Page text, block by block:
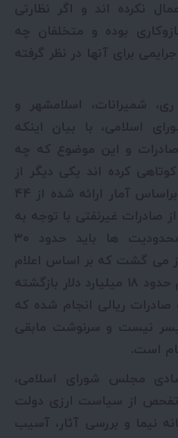
نکرده اند و اگر نظارتی
بوده و متخلفان چه
برای آنها در نظر گرفته
ری، شمیرانات، اسلامشهر و
اسلامی، با بیان اینکه
و این موضوع که چه
کرده اند یکی دیگر از
از صادرات غیرنفتی با توجه به
شرایط اقتصادی و محدودیت ها باید حدود ۳۰
می گشت که بر اساس اعلام
بانک مرکزی از این رقم حدود ۱۸ میلیارد دلار بازگشته
صادرات ریالی انجام شده که
نیست و سرنوشت مابقی
است.
مجلس شورای اسلامی،
از سیاست ارزی دولت
نیما و بررسی آثار، آسیب